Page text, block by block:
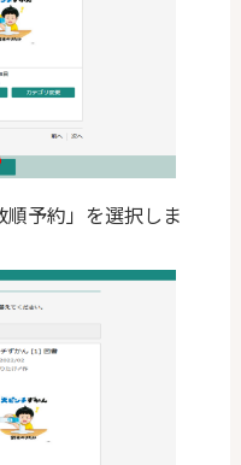
予約」を選択しま